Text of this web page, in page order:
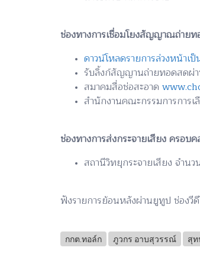
ช่องทางการเชื่อมโยงสัญญาณถ่ายท
ดาวน์โหลดรายการล่วงหน้าเ
รับลิ้งก์สัญญานถ่ายทอดสดผ่า
สมาคมสื่อช่อสะอาด
สำนักงานคณะกรรมการการเ
ช่องทางการส่งกระจายเสียง ครอบ
สถานีวิทยุกระจายเสียง จำน
ฟังรายการย้อนหลังผ่านยูทูป ช่องวี
กกต.ทอล์ก ภูวกร อาบสุวรรณ์ สุท